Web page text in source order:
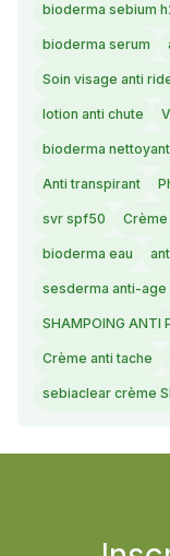
bioderma sebium
bioderma serum
Soin visage anti
lotion anti chute
bioderma nettoyant
Anti transpirant
svr spf50
bioderma eau
sesderma anti-age
SHAMPOING ANTI
Crème anti tache
sebiaclear crème